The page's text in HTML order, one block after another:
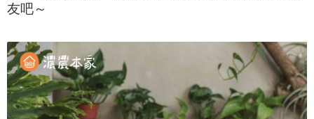
友吧～